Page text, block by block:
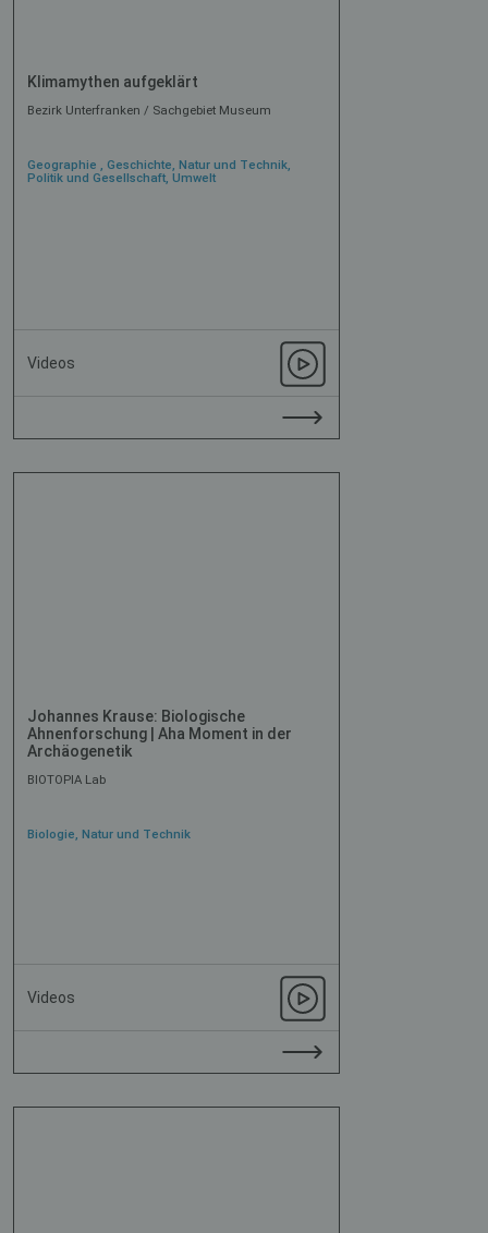
Klimamythen aufgeklärt
Bezirk Unterfranken / Sachgebiet Museum
Geographie , Geschichte, Natur und Technik,
Politik und Gesellschaft, Umwelt
Videos
Johannes Krause: Biologische
Ahnenforschung | Aha Moment in der
Archäogenetik
BIOTOPIA Lab
Biologie, Natur und Technik
Videos